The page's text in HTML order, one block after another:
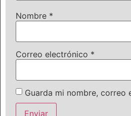
Nombre *
Correo electrónico *
Guarda mi nombre,